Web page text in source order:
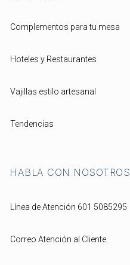
Complementos para tu mesa
Hoteles y Restaurantes
Vajillas estilo artesanal
Tendencias
HABLA CON NOSOTROS
Línea de Atención 601 5085295
Correo Atención al Cliente